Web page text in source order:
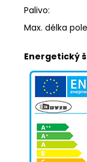
Palivo:
Max. délka
Energetický